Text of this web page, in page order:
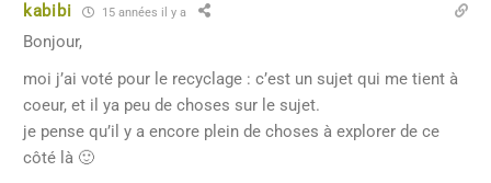
kabibi 15 années il y a
Bonjour,
moi j’ai voté pour le recyclage : c’est un sujet qui me tient à
coeur, et il ya peu de choses sur le sujet.
je pense qu’il y a encore plein de choses à explorer de ce
côté là 🙂